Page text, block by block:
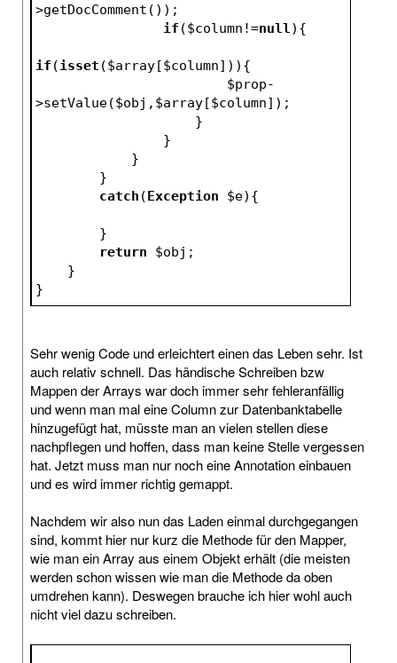
>getDocComment());
if ($column !=null){
if (isset ($array[$column])){
$prop-
>setValue($obj , $array[$column]);
                    }
                }
            }
        }
catch (Exception $e){
        }
return
$obj ;
    }
}
Sehr wenig Code und erleichtert einen das Leben sehr. Ist
auch relativ schnell. Das händische Schreiben bzw
Mappen der Arrays war doch immer sehr fehleranfällig
und wenn man mal eine Column zur Datenbanktabelle
hinzugefügt hat, müsste man an vielen stellen diese
nachpflegen und hoffen, dass man keine Stelle vergessen
hat. Jetzt muss man nur noch eine Annotation einbauen
und es wird immer richtig gemappt.
Nachdem wir also nun das Laden einmal durchgegangen
sind, kommt hier nur kurz die Methode für den Mapper,
wie man ein Array aus einem Objekt erhält (die meisten
werden schon wissen wie man die Methode da oben
umdrehen kann). Deswegen brauche ich hier wohl auch
nicht viel dazu schreiben.